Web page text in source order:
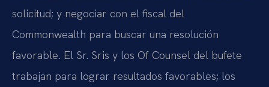
solicitud; y negociar con el fiscal del
Commonwealth para buscar una resolución
favorable. El Sr. Sris y los Of Counsel del bufete
trabajan para lograr resultados favorables; los